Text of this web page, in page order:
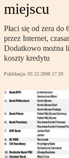
miejscu
Płaci się od zera do
przez Internet,
Dodatkowo można
koszty kredytu
Publikacja: 03.12.2008 17:29